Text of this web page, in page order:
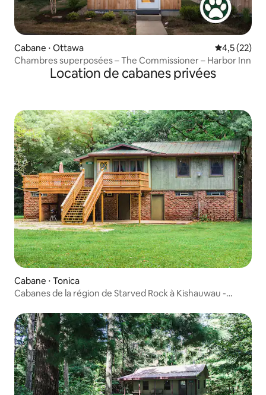
Cabane ⋅ Ottawa Évaluation
4,5 (22)
Chambres superposées – The Commissioner – Harbor Inn
Location de cabanes privées
Cabane ⋅ Tonica
Cabanes de la région de Starved Rock à Kishauwau -